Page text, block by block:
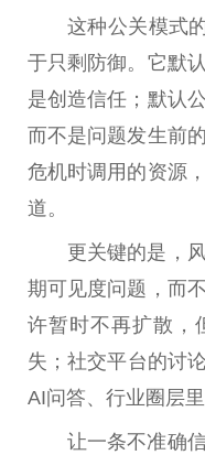
这种公关模式
于只剩防御。它默
是创造信任；默认
而不是问题发生前
危机时调用的资源
道。
更关键的是，
期可见度问题，而
许暂时不再扩散，
失；社交平台的讨
AI问答、行业圈层
让一条不准确